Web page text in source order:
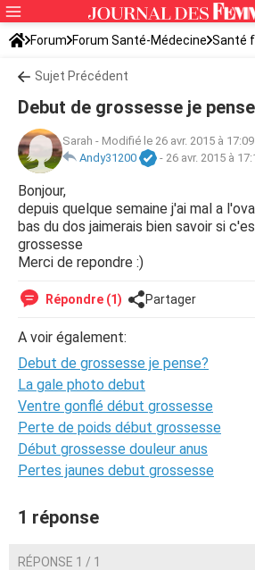
Forum Forum Santé-Médecine Santé
Ovulation
Sujet Précédent
Debut de grossesse je
Sarah - Modifié le 26 avr. 2015 à 17:09
Andy31200
- 26 avr. 2015 à
Bonjour,
depuis quelque semaine j'ai mal a
bas du dos jaimerais bien savoir si
grossesse
Merci de repondre :)
Répondre (1) Partager
A voir également:
Debut de grossesse je pense?
La gale photo debut
Ventre gonflé début grossesse
Perte de poids début grossesse
Début grossesse douleur anus
Pertes jaunes debut grossesse
1 réponse
RÉPONSE 1 / 1